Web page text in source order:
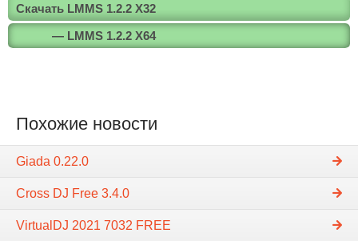
Скачать LMMS 1.2.2 X32
— LMMS 1.2.2 X64
Похожие новости
Giada 0.22.0
Cross DJ Free 3.4.0
VirtualDJ 2021 7032 FREE